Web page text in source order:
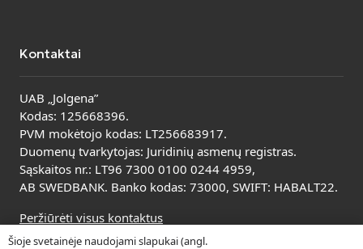
Kontaktai
UAB „Jolgena”
Kodas: 125668396.
PVM mokėtojo kodas: LT256683917.
Duomenų tvarkytojas: Juridinių asmenų registras.
Sąskaitos nr.: LT96 7300 0100 0244 4959,
AB SWEDBANK. Banko kodas: 73000, SWIFT: HABALT22.
Peržiūrėti visus kontaktus
Šioje svetainėje naudojami slapukai (angl.